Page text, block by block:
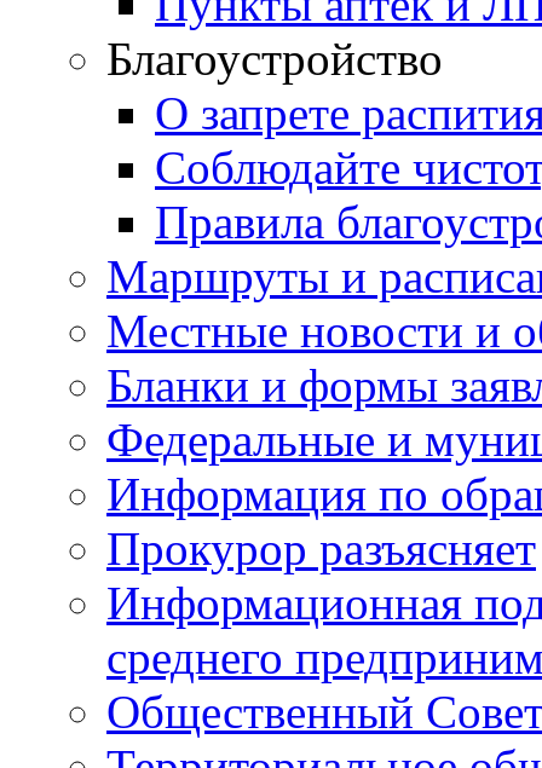
Благоустройство
О запрете
Соблюдайте
Правила
Маршруты и
Местные новости и
Бланки и формы
Федеральные и
Информация по
Прокурор разъясняет
Информационная
среднего
Общественный